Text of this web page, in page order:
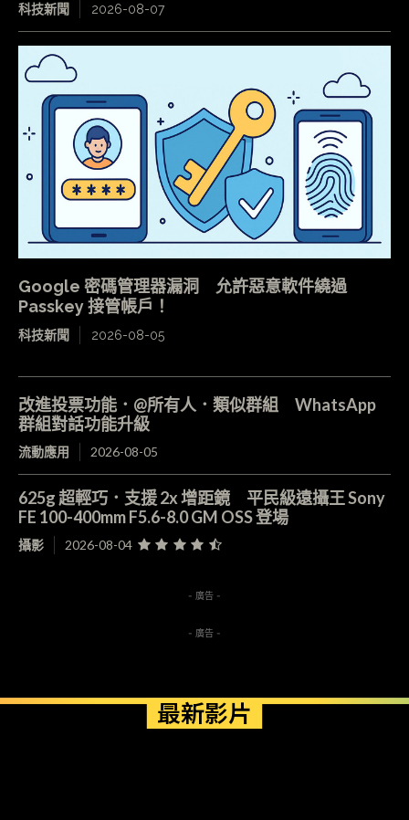
科技新聞 2026-08-07
Google 密碼管理器漏洞 允許惡意軟件繞過
Passkey 接管帳戶！
科技新聞 2026-08-05
改進投票功能．@所有人．類似群組 WhatsApp
群組對話功能升級
流動應用 2026-08-05
625g 超輕巧．支援 2x 增距鏡 平民級遠攝王 Sony
FE 100-400mm F5.6-8.0 GM OSS 登場
攝影 2026-08-04
- 廣告 -
- 廣告 -
最新影片